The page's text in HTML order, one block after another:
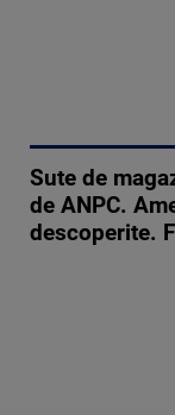
Sute de
de ANPC.
descoperite.